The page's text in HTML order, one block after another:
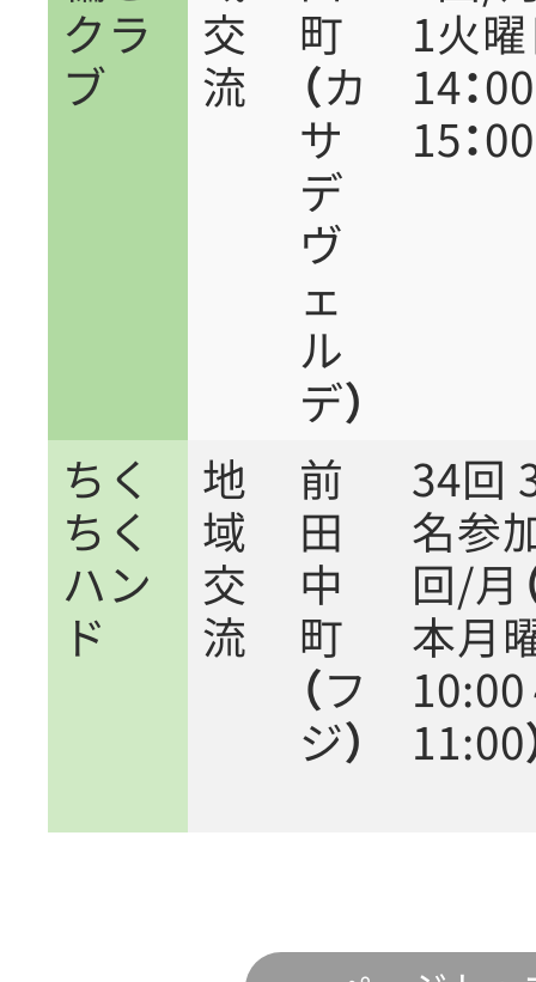
クラ
ブ
交
流
町
（カ
サ
デ
ヴ
ェ
ル
デ）
1火
14：
15：
ちく
ちく
ハン
ド
地
域
交
流
前
田
中
町
（フ
ジ）
34回
名参
回/月
本月
11:00